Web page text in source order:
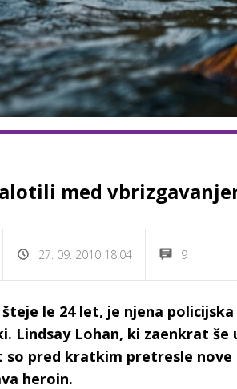
med
27. 09. 2010 18.04 9
šteje le 24 let, je njena
Lindsay Lohan, ki zaenkrat
so pred kratkim pretresle
heroin.